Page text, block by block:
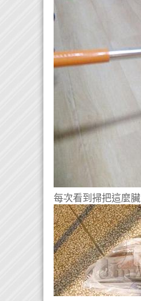
每次看到掃把這麼